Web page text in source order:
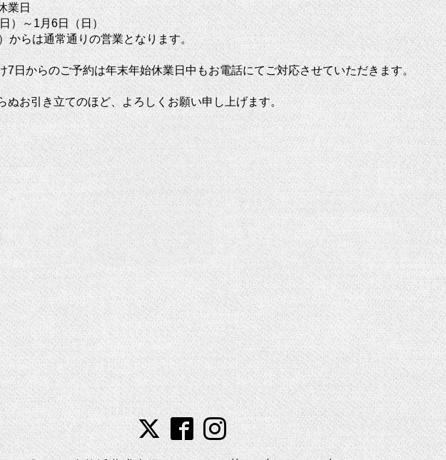
業日
）～1月6日（日）
からは通常通りの営業となります。
7日からのご予約は年末年始休業日中もお電話にてご対応させていただきます。
ぬお引き立てのほど、よろしくお願い申し上げます。